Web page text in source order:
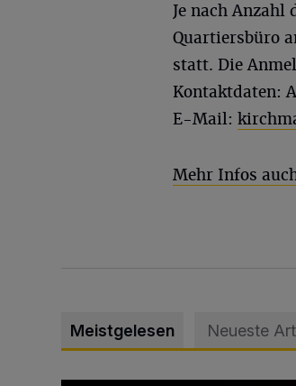
Je nach
Quartiersbüro
statt. Die
Kontaktdaten:
E-Mail:
Mehr Infos
Meistgelesen Neueste